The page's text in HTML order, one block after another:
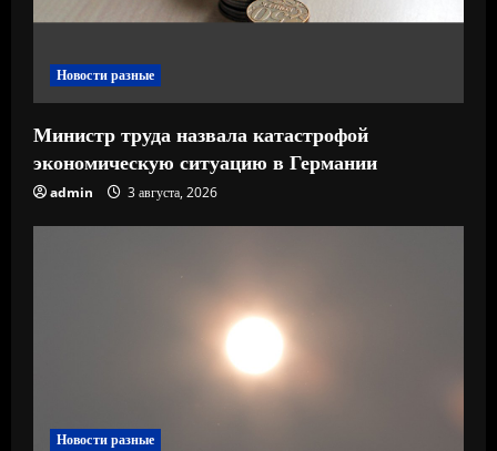
и
Новости разные
Министр труда назвала катастрофой
экономическую ситуацию в Германии
admin 3 августа, 2026
Новости разные